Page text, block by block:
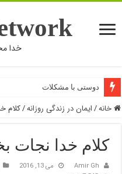
خدا
دوستی با مشکلات
خانه/ایمان در زندگی روزانه/کلام
کلام خدا
Amir Gh می 13, 2016